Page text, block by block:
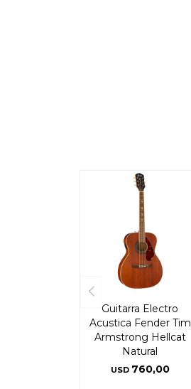
Guitarra Electro
Acustica Fender Tim
Armstrong Hellcat
Natural
USD 760,00